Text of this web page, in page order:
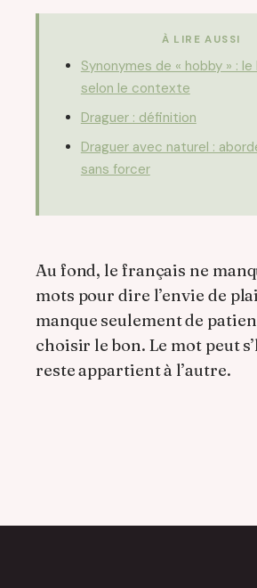
À LIRE AUSSI
Synonymes de « hobby » :
selon le contexte
Draguer : définition
Draguer avec naturel :
sans forcer
Au fond, le français ne
mots pour dire l’envie de
manque seulement de
choisir le bon. Le mot peut
reste appartient à l’autre.